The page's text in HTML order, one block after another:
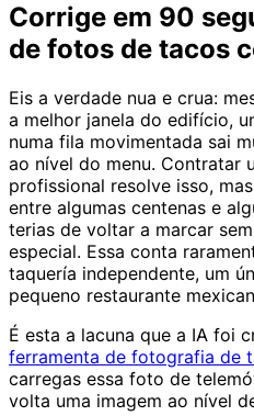
Corrige em 90
de fotos de tacos
Eis a verdade nua e crua:
a melhor janela do edifício,
numa fila movimentada sai
ao nível do menu. Contratar
profissional resolve isso,
entre algumas centenas e
terias de voltar a marcar
especial. Essa conta
taquería independente, um
pequeno restaurante
É esta a lacuna que a IA foi
ferramenta de fotografia de
carregas essa foto de
volta uma imagem ao nível